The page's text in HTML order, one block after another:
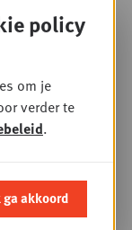
policy
om je
verder te
.
ga akkoord